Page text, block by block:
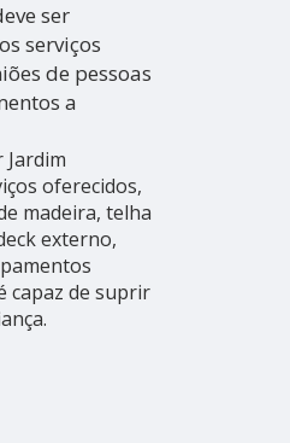
ser
serviços
de pessoas
a
oferecidos,
madeira, telha
externo,
capaz de suprir